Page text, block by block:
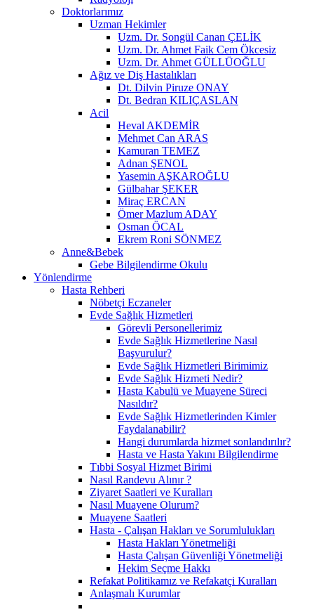
Doktorlarımız
Uzman Hekimler
Uzm. Dr. Songül Canan ÇELİK
Uzm. Dr. Ahmet Faik Cem Ökcesiz
Uzm. Dr. Ahmet GÜLLÜOĞLU
Ağız ve Diş Hastalıkları
Dt. Dilvin Piruze ONAY
Dt. Bedran KILIÇASLAN
Acil
Heval AKDEMİR
Mehmet Can ARAS
Kamuran TEMEZ
Adnan ŞENOL
Yasemin AŞKAROĞLU
Gülbahar ŞEKER
Miraç ERCAN
Ömer Mazlum ADAY
Osman ÖCAL
Ekrem Roni SÖNMEZ
Anne&Bebek
Gebe Bilgilendirme Okulu
Yönlendirme
Hasta Rehberi
Nöbetçi Eczaneler
Evde Sağlık Hizmetleri
Görevli Personellerimiz
Evde Sağlık Hizmetlerine Nasıl
Başvurulur?
Evde Sağlık Hizmetleri Birimimiz
Evde Sağlık Hizmeti Nedir?
Hasta Kabulü ve Muayene Süreci
Nasıldır?
Evde Sağlık Hizmetlerinden Kimler
Faydalanabilir?
Hangi durumlarda hizmet sonlandırılır?
Hasta ve Hasta Yakını Bilgilendirme
Tıbbi Sosyal Hizmet Birimi
Nasıl Randevu Alınır ?
Ziyaret Saatleri ve Kuralları
Nasıl Muayene Olurum?
Muayene Saatleri
Hasta - Çalışan Hakları ve Sorumlulukları
Hasta Hakları Yönetmeliği
Hasta Çalışan Güvenliği Yönetmeliği
Hekim Seçme Hakkı
Refakat Politikamız ve Refakatçi Kuralları
Anlaşmalı Kurumlar